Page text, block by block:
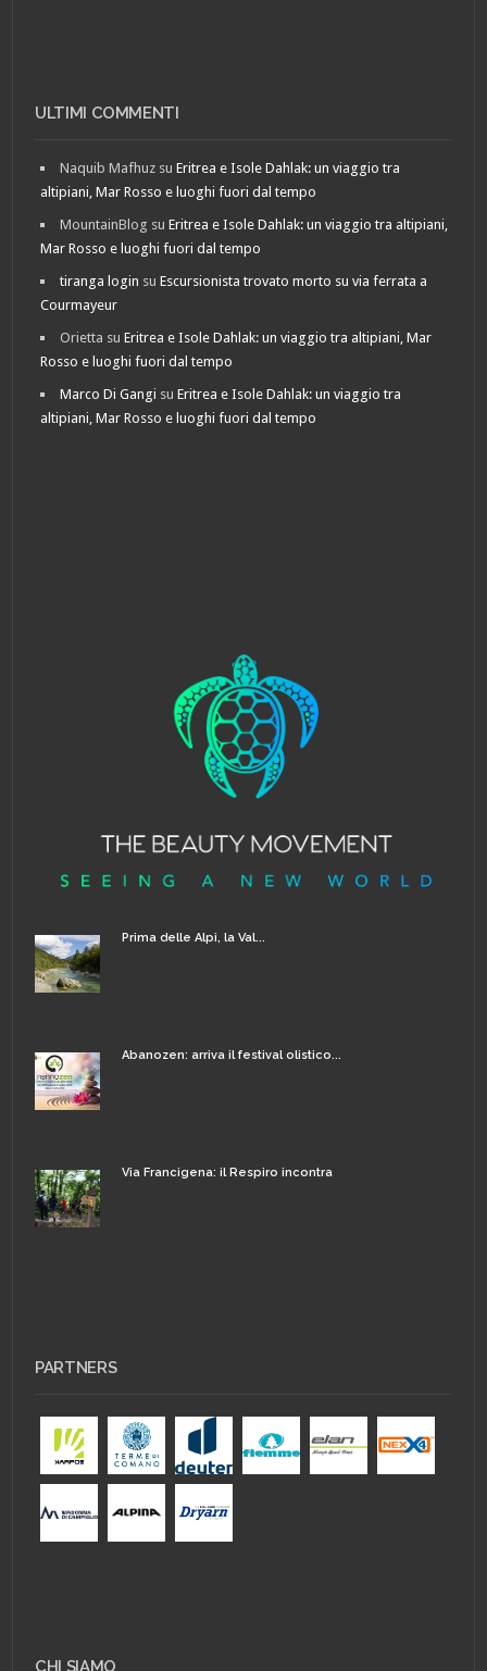
ULTIMI COMMENTI
Naquib Mafhuz suEritrea e Isole Dahlak: un viaggio tra
altipiani, Mar Rosso e luoghi fuori dal tempo
MountainBlog suEritrea e Isole Dahlak: un viaggio tra altipiani,
Mar Rosso e luoghi fuori dal tempo
tiranga login suEscursionista trovato morto su via ferrata a
Courmayeur
Orietta suEritrea e Isole Dahlak: un viaggio tra altipiani, Mar
Rosso e luoghi fuori dal tempo
Marco Di Gangi suEritrea e Isole Dahlak: un viaggio tra
altipiani, Mar Rosso e luoghi fuori dal tempo
Prima delle Alpi, la Val...
Abanozen: arriva il festival olistico...
Via Francigena: il Respiro incontra
PARTNERS
CHI SIAMO